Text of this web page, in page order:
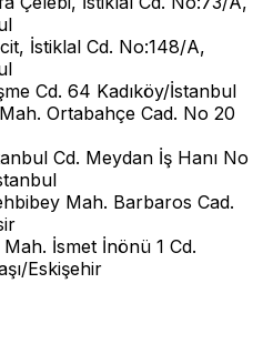
İstiklal Cd. No:148/A,
Cd. 64 Kadıköy/İstanbul
Ortabahçe Cad. No 20
Cd. Meydan İş Hanı No
Mah. Barbaros Cad.
İsmet İnönü 1 Cd.
Eskişehir